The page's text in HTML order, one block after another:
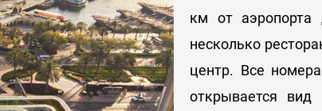
км от аэропорта
несколько
центр. Все
открывается